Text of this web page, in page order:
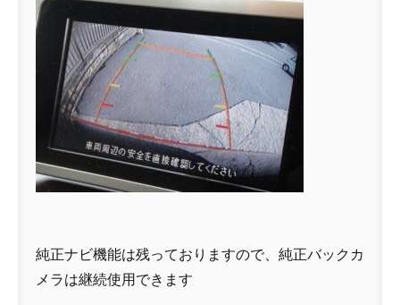
純正ナビ機能は残っておりますので、純正バックカ
メラは継続使用できます